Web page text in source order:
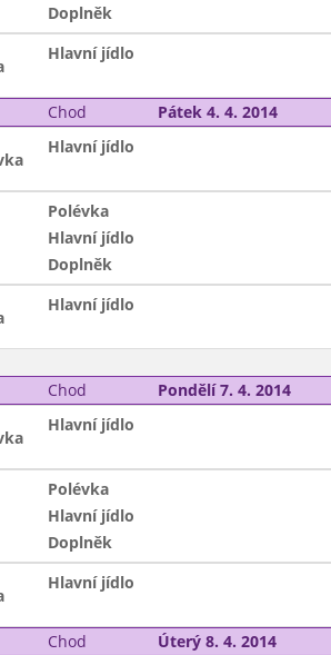
Doplněk
Hlavní jídlo
Chod Pátek 4. 4. 2014
Hlavní jídlo
Polévka
Hlavní jídlo
Doplněk
Hlavní jídlo
Chod Pondělí 7. 4. 2014
Hlavní jídlo
Polévka
Hlavní jídlo
Doplněk
Hlavní jídlo
Chod Úterý 8. 4. 2014